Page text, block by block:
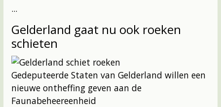
...
Gelderland gaat nu ook roeken
schieten
Gedeputeerde Staten van Gelderland willen een
nieuwe ontheffing geven aan de
Faunabeheereenheid